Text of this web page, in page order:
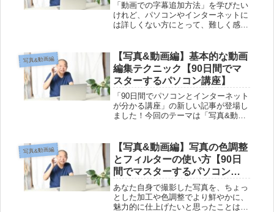
「動画での字幕追加方法」を学びたい
けれど、パソコンやインターネットに
は詳しくない方にとって、難しく感じ
い文章で分かりやすく解説していま
す。パソコンで動画を見る基礎知識か
ら、...
写真&動画編
【写真&動画編】基本的な動画
編集テクニック【90日間でマ
スターするパソコン講座】
「90日間でパソコンとインターネット
が分かる講座」の新しい記事が登場し
ました！今回のテーマは「写真&動画
が、この記事では分かりやすく基本的
なテクニックを解説しています。動画
編...
写真&動画編
【写真&動画編】写真の色調整
とフィルターの使い方【90日
間でマスターするパソコン講
座】
あなた自身で撮影した写真を、ちょっ
とした加工や色調整でより鮮やかに、
魅力的に仕上げたいと思ったことはあ